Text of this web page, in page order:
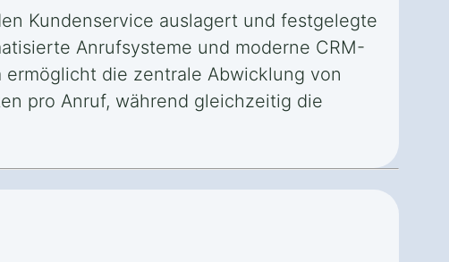
Kundenservice auslagert und festgelegte
Anrufsysteme und moderne CRM-
die zentrale Abwicklung von
pro Anruf, während gleichzeitig die